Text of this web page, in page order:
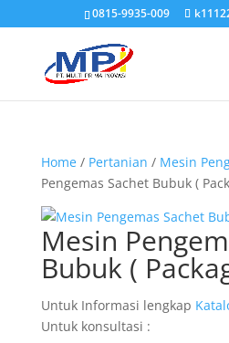
0815-9935-009
Home/ Pertanian / Mesin
Pengemas Sachet Bubuk (
Mesin
Bubuk (
Untuk Informasi lengkap
Untuk konsultasi :